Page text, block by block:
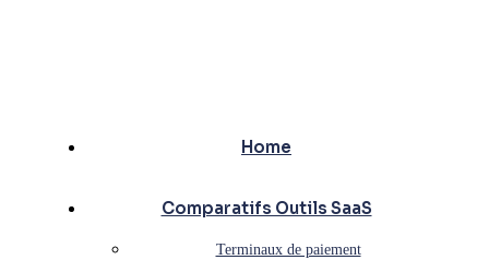
Home
Comparatifs Outils SaaS
Terminaux de paiement